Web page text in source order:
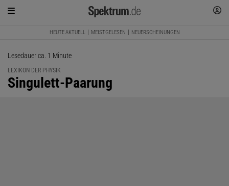
HEUTE AKTUELL MEISTGELESEN NEUERSCHEINUNGEN
Lesedauer ca. 1 Minute
LEXIKON DER PHYSIK
:
Singulett-Paarung